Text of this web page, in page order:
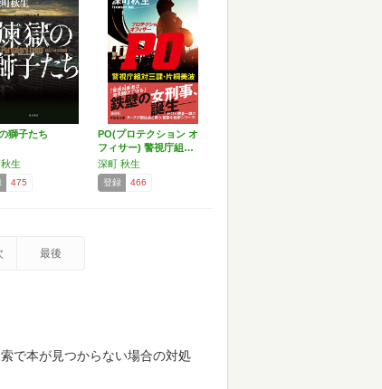
獅子たち
生
475
PO(プロテクション オ
フィサー) 警視庁組…
深町 秋生
登録 466
最後
で本が見つからない場合の対処